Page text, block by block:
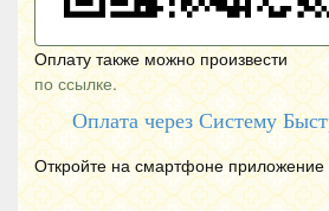
Оплату также можно произвести
по ссылке.
Оплата через Систему
Откройте на смартфоне приложение